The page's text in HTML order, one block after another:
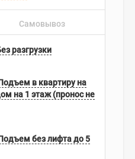
Самовывоз
разгрузки
в квартиру на
на 1 этаж (пронос не
без лифта до 5